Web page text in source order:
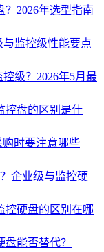
2026年选型指南
与监控级性能要点
级？2026年5月最
控盘的区别是什
购时要注意哪些
企业级与监控硬
控硬盘的区别在哪
能否替代？